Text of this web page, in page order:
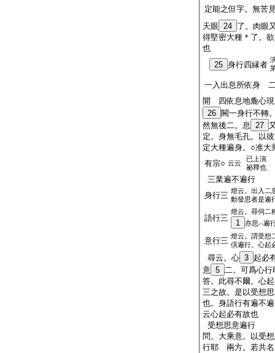
定能之但字。無苦
天眼 24 了。肉眼
得堅密大種＊了。
也
25 身行四縁者
一入出息所依身
開 四依息地麁心
26 闕一身行不轉
然無後二。息 27
定。身無毛孔。以
定大種遍身。○准大
有宗○ 云云
已上演
祕釋也
三業遍不遍行
身行三 燈云。出入二
動發思者是遍
語行三
燈云。尋伺二
1 亦思ハ遍
意行三 燈云。謂受想
倶遍行。心起
尋云。心 3 起必
意 5 二。可爲心行
答。此尋不爾。心
三之故。是以受想
也。身語行有遍不
云心起必有故也
受想思意遍行
問。大乘意。以受
行耶 兩方。若共名